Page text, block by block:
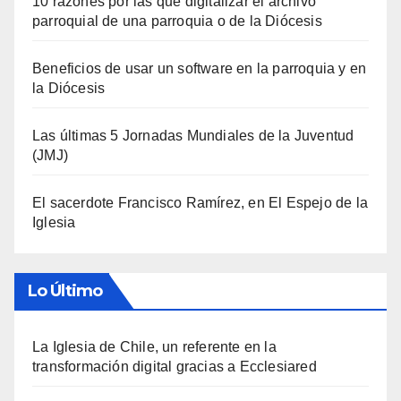
parroquial de una parroquia o de la Diócesis
Beneficios de usar un software en la parroquia y en
la Diócesis
Las últimas 5 Jornadas Mundiales de la Juventud
(JMJ)
El sacerdote Francisco Ramírez, en El Espejo de la
Iglesia
Lo Último
La Iglesia de Chile, un referente en la
transformación digital gracias a Ecclesiared